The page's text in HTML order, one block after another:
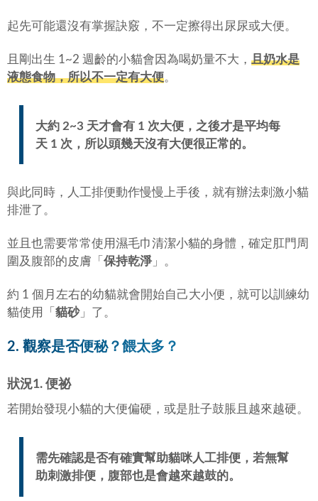
起先可能還沒有掌握訣竅，不一定擦得出尿尿或大便。
且剛出生 1~2 週齡的小貓會因為喝奶量不大， 且奶水是
液態食物，所以不一定有大便。
大約 2~3 天才會有 1 次大便，之後才是平均每
天 1 次，所以頭幾天沒有大便很正常的。
與此同時，人工排便動作慢慢上手後，就有辦法刺激小貓
排泄了。
並且也需要常常使用濕毛巾清潔小貓的身體，確定肛門周
圍及腹部的皮膚「 保持乾淨 」。
約 1 個月左右的幼貓就會開始自己大小便，就可以訓練幼
貓使用「 貓砂」了。
2. 觀察是否便秘？餵太多？
狀況1. 便祕
若開始發現小貓的大便偏硬，或是肚子鼓脹且越來越硬。
需先確認是否有確實幫助貓咪人工排便，若無幫
助刺激排便，腹部也是會越來越鼓的。